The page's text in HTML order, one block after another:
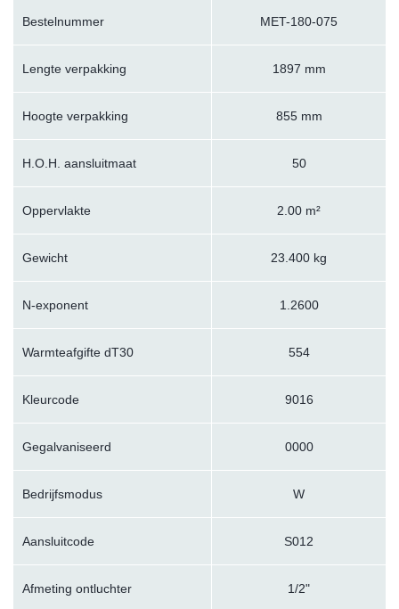
Bestelnummer MET-180-075
Lengte verpakking 1897 mm
Hoogte verpakking 855 mm
H.O.H. aansluitmaat 50
Oppervlakte 2.00 m²
Gewicht 23.400 kg
N-exponent 1.2600
Warmteafgifte dT30 554
Kleurcode 9016
Gegalvaniseerd 0000
Bedrijfsmodus W
Aansluitcode S012
Afmeting ontluchter 1/2"